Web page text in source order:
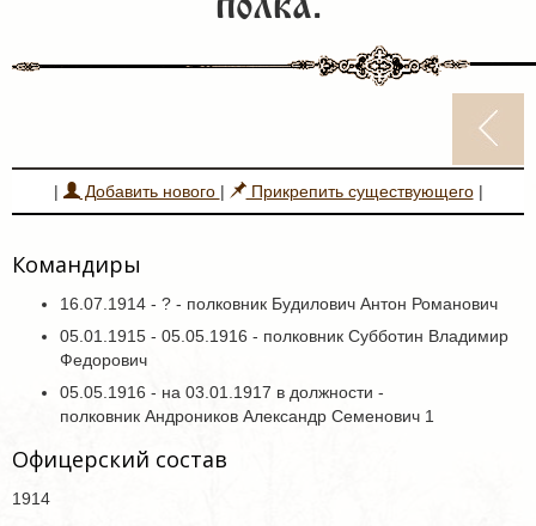
полка.
| Добавить нового | Прикрепить существующего|
Командиры
16.07.1914 - ? - полковник Будилович Антон Романович
05.01.1915 - 05.05.1916 - полковник Субботин Владимир
Федорович
05.05.1916 - на 03.01.1917 в должности -
полковник Андроников Александр Семенович 1
Офицерский состав
1914